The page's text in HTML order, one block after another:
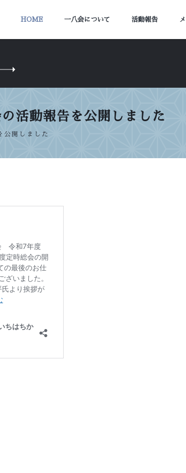
HOME 一八会について 活動報告
活動報告を公開しました
開しました